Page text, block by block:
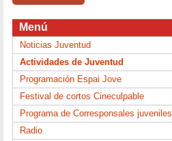
Menú
Noticias Juventud
Actividades de Juventud
Programación Espai Jove
Festival de cortos Cineculpable
Programa de Corresponsales juveniles
Radio